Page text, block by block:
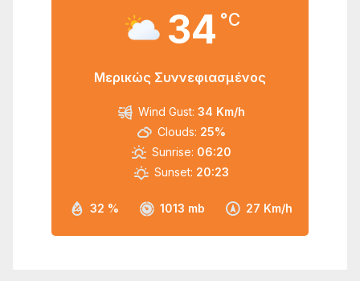
34 °C
Μερικώς Συννεφιασμένος
32 % 1013 mb 27 Km/h
Wind Gust: 34 Km/h
Clouds: 25%
Sunrise: 06:20
Sunset: 20:23